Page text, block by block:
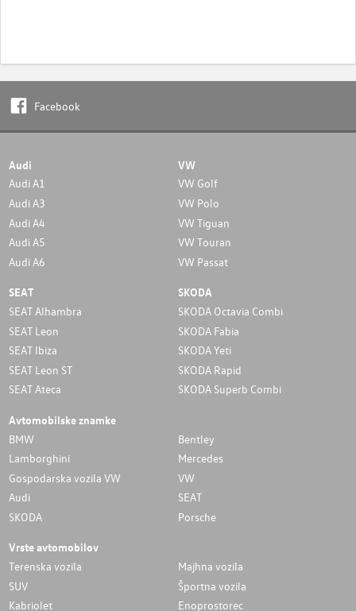
Facebook
Audi
Audi A1
Audi A3
Audi A4
Audi A5
Audi A6
VW
VW Golf
VW Polo
VW Tiguan
VW Touran
VW Passat
SEAT
SEAT Alhambra
SEAT Leon
SEAT Ibiza
SEAT Leon ST
SEAT Ateca
SKODA
SKODA Octavia Combi
SKODA Fabia
SKODA Yeti
SKODA Rapid
SKODA Superb Combi
Avtomobilske znamke
BMW
Bentley
Lamborghini
Mercedes
Gospodarska vozila VW
VW
Audi
SEAT
SKODA
Porsche
Vrste avtomobilov
Terenska vozila
Majhna vozila
SUV
Športna vozila
Kabriolet
Enoprostorec